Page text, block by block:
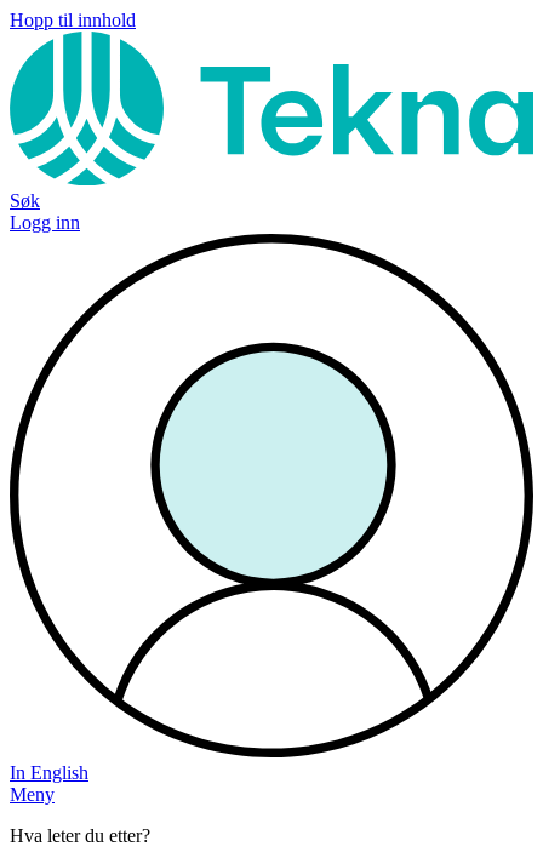
Hopp til innhold
Søk
Logg inn
In English
Meny
Hva leter du etter?